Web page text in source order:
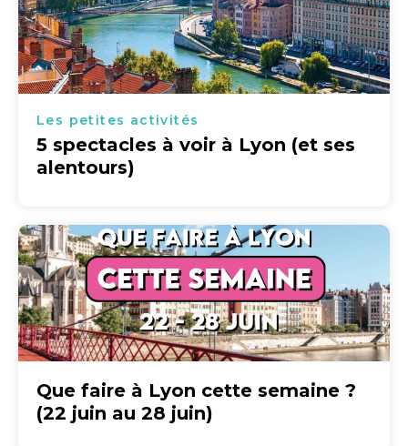
Les petites activités
5 spectacles à voir à Lyon (et ses
alentours)
Que faire à Lyon cette semaine ?
(22 juin au 28 juin)